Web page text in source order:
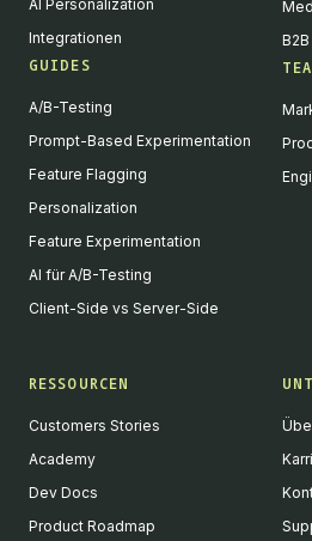
AI Personalization
Integrationen
GUIDES
A/B-Testing
Prompt-Based Experimentation
Feature Flagging
Personalization
Feature Experimentation
AI für A/B-Testing
Client-Side vs Server-Side
B2B
RESSOURCEN
Customers Stories
Academy
Dev Docs
Product Roadmap